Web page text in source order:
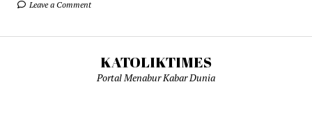
Leave a Comment
KATOLIKTIMES
Portal Menabur Kabar Dunia